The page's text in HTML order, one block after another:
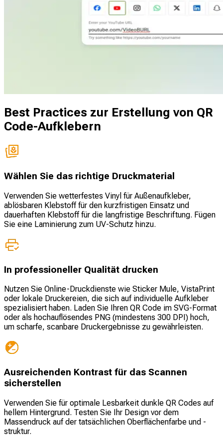
Best Practices zur Erstellung von QR
Code-Aufklebern
Wählen Sie das richtige Druckmaterial
Verwenden Sie wetterfestes Vinyl für Außenaufkleber,
ablösbaren Klebstoff für den kurzfristigen Einsatz und
dauerhaften Klebstoff für die langfristige Beschriftung. Fügen
Sie eine Laminierung zum UV-Schutz hinzu.
In professioneller Qualität drucken
Nutzen Sie Online-Druckdienste wie Sticker Mule, VistaPrint
oder lokale Druckereien, die sich auf individuelle Aufkleber
spezialisiert haben. Laden Sie Ihren QR Code im SVG-Format
oder als hochauflösendes PNG (mindestens 300 DPI) hoch,
um scharfe, scanbare Druckergebnisse zu gewährleisten.
Ausreichenden Kontrast für das Scannen
sicherstellen
Verwenden Sie für optimale Lesbarkeit dunkle QR Codes auf
hellem Hintergrund. Testen Sie Ihr Design vor dem
Massendruck auf der tatsächlichen Oberflächenfarbe und -
struktur.